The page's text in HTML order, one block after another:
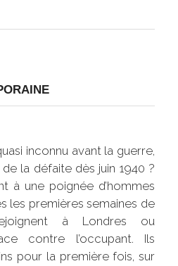
inconnu avant la guerre,
la défaite dès juin 1940 ?
à une poignée d’hommes
les premières semaines de
à Londres ou
contre l’occupant. Ils
pour la première fois, sur